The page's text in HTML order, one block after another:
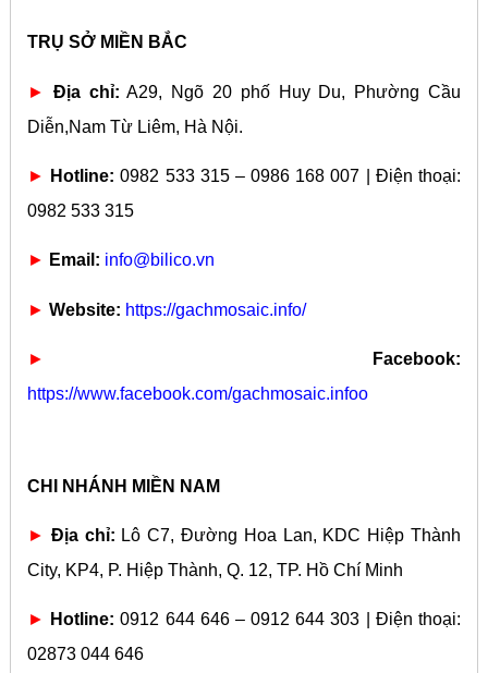
TRỤ SỞ MIỀN BẮC
► Địa chỉ: A29, Ngõ 20 phố Huy Du, Phường Cầu
Diễn,Nam Từ Liêm, Hà Nội.
► Hotline: 0982 533 315 – 0986 168 007 | Điện thoại:
0982 533 315
► Email: info@bilico.vn
► Website: https://gachmosaic.info/
►
Facebook:
https://www.facebook.com/gachmosaic.infoo
CHI NHÁNH MIỀN NAM
► Địa chỉ: Lô C7, Đường Hoa Lan, KDC Hiệp Thành
City, KP4, P. Hiệp Thành, Q. 12, TP. Hồ Chí Minh
► Hotline: 0912 644 646 – 0912 644 303 | Điện thoại:
02873 044 646